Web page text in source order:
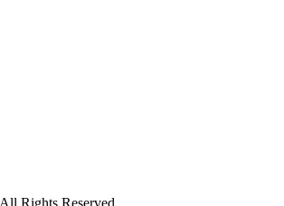
All Rights Reserved.